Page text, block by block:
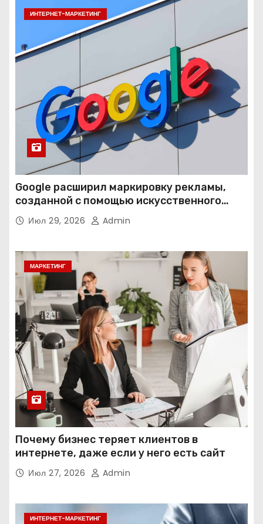
ИНТЕРНЕТ-МАРКЕТИНГ
Google расширил маркировку рекламы,
созданной с помощью искусственного
интеллекта
Июл 29, 2026 Admin
МАРКЕТИНГ
Почему бизнес теряет клиентов в
интернете, даже если у него есть сайт
Июл 27, 2026 Admin
ИНТЕРНЕТ-МАРКЕТИНГ